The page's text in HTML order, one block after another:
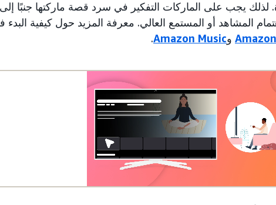
لذلك يجب على الماركات التفكير في سرد قصة ماركتها جنبًا
المشاهد أو المستمع العالي. معرفة المزيد حول كيفية البدء
وAmazon Music
.